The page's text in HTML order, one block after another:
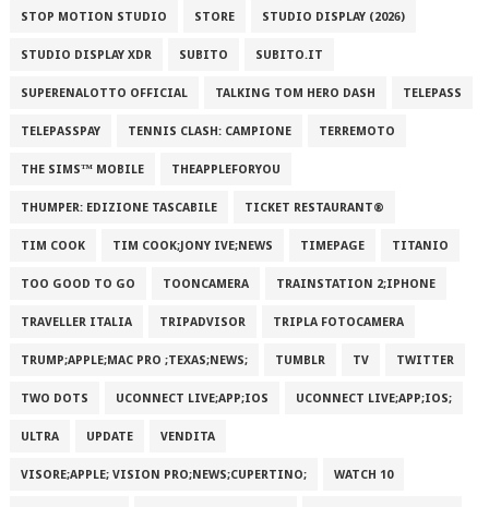
STOP MOTION STUDIO STORE STUDIO DISPLAY (2026)
STUDIO DISPLAY XDR SUBITO SUBITO.IT
SUPERENALOTTO OFFICIAL TALKING TOM HERO DASH TELEPASS
TELEPASSPAY TENNIS CLASH: CAMPIONE TERREMOTO
THE SIMS™ MOBILE THEAPPLEFORYOU
THUMPER: EDIZIONE TASCABILE TICKET RESTAURANT®
TIM COOK TIM COOK;JONY IVE;NEWS TIMEPAGE TITANIO
TOO GOOD TO GO TOONCAMERA TRAINSTATION 2;IPHONE
TRAVELLER ITALIA TRIPADVISOR TRIPLA FOTOCAMERA
TRUMP;APPLE;MAC PRO ;TEXAS;NEWS; TUMBLR TV TWITTER
TWO DOTS UCONNECT LIVE;APP;IOS UCONNECT LIVE;APP;IOS;
ULTRA UPDATE VENDITA
VISORE;APPLE; VISION PRO;NEWS;CUPERTINO; WATCH 10